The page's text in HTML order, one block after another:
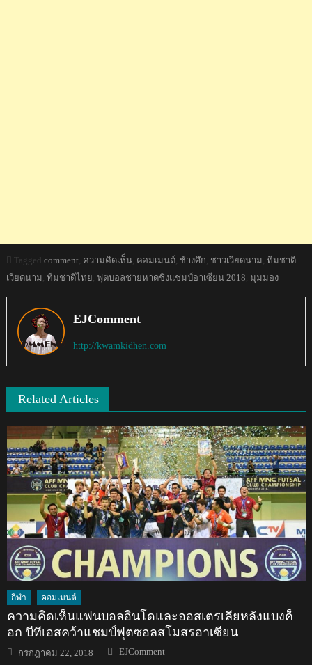
Tagged comment ความคิดเห็น, คอมเมนต์, ช้างศึก ชาวเวียดนาม ทีมชาติ
เวียดนาม ทีมชาติไทย ฟุตบอลชายหาดชิงแชมป์อาเซียน 2018 มุมมอง
EJComment
http://kwamkidhen.com
Related Articles
กีฬา คอมเมนต์
ความคิดเห็นแฟนบอลอินโดและออสเตรเลียหลังแบงค็
อก บีทีเอสคว้าแชมป์ฟุตซอลสโมสรอาเซียน
Posted
on
กรกฎาคม 22, 2018 Author
EJComment